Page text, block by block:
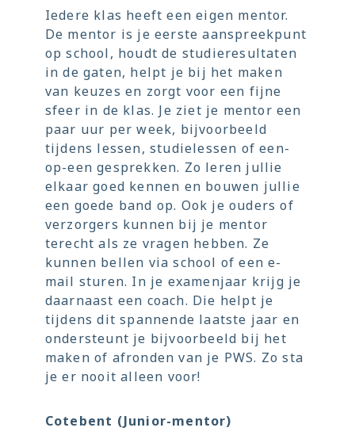
Iedere klas heeft een eigen mentor.
De mentor is je eerste aanspreekpunt
op school, houdt de studieresultaten
in de gaten, helpt je bij het maken
van keuzes en zorgt voor een fijne
sfeer in de klas. Je ziet je mentor een
paar uur per week, bijvoorbeeld
tijdens lessen, studielessen of een-
op-een gesprekken. Zo leren jullie
elkaar goed kennen en bouwen jullie
een goede band op. Ook je ouders of
verzorgers kunnen bij je mentor
terecht als ze vragen hebben. Ze
kunnen bellen via school of een e-
mail sturen. In je examenjaar krijg je
daarnaast een coach. Die helpt je
tijdens dit spannende laatste jaar en
ondersteunt je bijvoorbeeld bij het
maken of afronden van je PWS. Zo sta
je er nooit alleen voor!
Cotebent (Junior-mentor)